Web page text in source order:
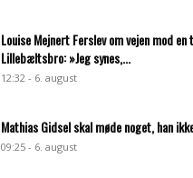
Louise Mejnert Ferslev om vejen mod
Lillebæltsbro: »Jeg synes,...
12:32 - 6. august
Mathias Gidsel skal møde noget, han
09:25 - 6. august